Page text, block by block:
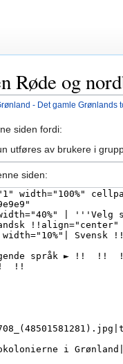
og
- Det gamle Grønlands
siden fordi:
utføres av brukere i
siden: